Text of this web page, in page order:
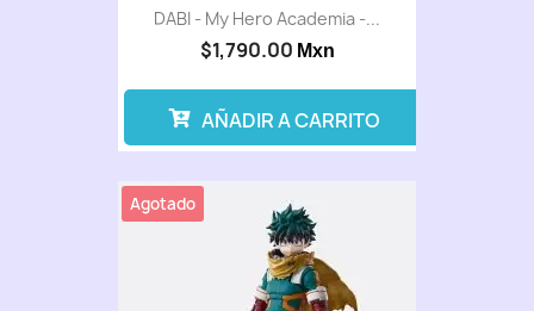
DABI - My Hero Academia -...
$1,790.00 Mxn
AÑADIR A CARRITO
Agotado